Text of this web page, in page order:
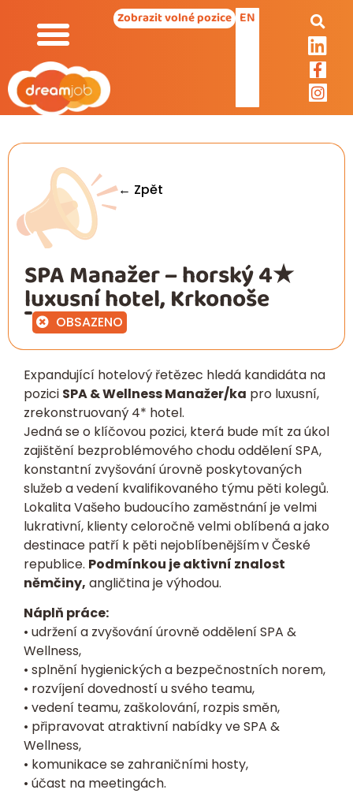
Zobrazit volné pozice EN
← Zpět
SPA Manažer – horský 4★
luxusní hotel, Krkonoše
OBSAZENO
Expandující hotelový řetězec hledá kandidáta na
pozici SPA & Wellness Manažer/ka pro luxusní,
zrekonstruovaný 4* hotel.
Jedná se o klíčovou pozici, která bude mít za úkol
zajištění bezproblémového chodu oddělení SPA,
konstantní zvyšování úrovně poskytovaných
služeb a vedení kvalifikovaného týmu pěti kolegů.
Lokalita Vašeho budoucího zaměstnání je velmi
lukrativní, klienty celoročně velmi oblíbená a jako
destinace patří k pěti nejoblíbenějšímv České
republice. Podmínkou je aktivní znalost
němčiny, angličtina je výhodou.
Náplň práce:
• udržení a zvyšování úrovně oddělení SPA &
Wellness,
• splnění hygienických a bezpečnostních norem,
• rozvíjení dovedností u svého teamu,
• vedení teamu, zaškolování, rozpis směn,
• připravovat atraktivní nabídky ve SPA &
Wellness,
• komunikace se zahraničními hosty,
• účast na meetingách.